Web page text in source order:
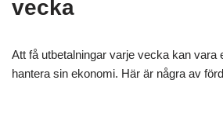
vecka
Att få utbetalningar varje vecka kan vara
hantera sin ekonomi. Här är några av